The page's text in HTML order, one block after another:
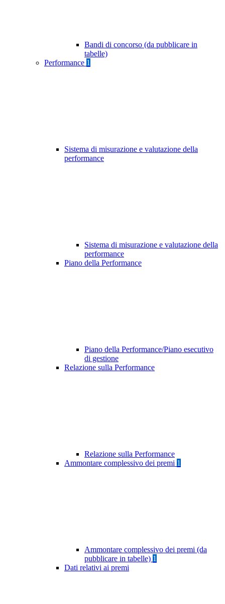
Bandi di concorso (da pubblicare in
tabelle)
Performance 1
Sistema di misurazione e valutazione della
performance
Sistema di misurazione e valutazione della
performance
Piano della Performance
Piano della Performance/Piano esecutivo
di gestione
Relazione sulla Performance
Relazione sulla Performance
Ammontare complessivo dei premi 1
Ammontare complessivo dei premi (da
pubblicare in tabelle) 1
Dati relativi ai premi